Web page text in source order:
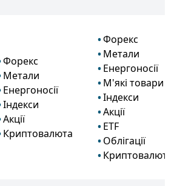
Форекс
Метали
Енергоносії
Індекси
Акції
Криптовалюта
Форекс
Метали
Енергоносії
М'які товари
Індекси
Акції
ETF
Облігації
Криптовалюта